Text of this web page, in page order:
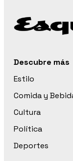
Descubre más
Estilo
Comida y
Cultura
Política
Deportes